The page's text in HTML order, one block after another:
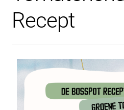
Recept